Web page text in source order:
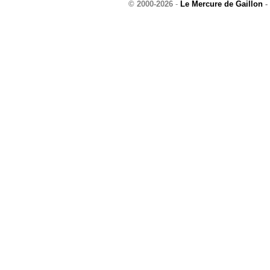
© 2000-2026 - Le Mercure de Gaillon -